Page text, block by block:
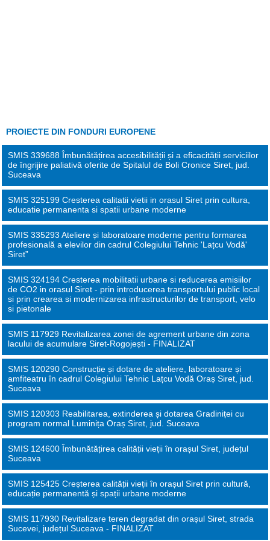
PROIECTE DIN FONDURI EUROPENE
SMIS 339688 Îmbunătățirea accesibilității și a eficacității serviciilor
de îngrijire paliativă oferite de Spitalul de Boli Cronice Siret, jud.
Suceava
SMIS 325199 Cresterea calitatii vietii in orasul Siret prin cultura,
educatie permanenta si spatii urbane moderne
SMIS 335293 Ateliere și laboratoare moderne pentru formarea
profesională a elevilor din cadrul Colegiului Tehnic 'Lațcu Vodă'
Siret”
SMIS 324194 Cresterea mobilitatii urbane si reducerea emisiilor
de CO2 in orasul Siret - prin introducerea transportului public local
si prin crearea si modernizarea infrastructurilor de transport, velo
si pietonale
SMIS 117929 Revitalizarea zonei de agrement urbane din zona
lacului de acumulare Siret-Rogojești - FINALIZAT
SMIS 120290 Construcție și dotare de ateliere, laboratoare și
amfiteatru în cadrul Colegiului Tehnic Lațcu Vodă Oraș Siret, jud.
Suceava
SMIS 120303 Reabilitarea, extinderea și dotarea Gradiniței cu
program normal Luminița Oraș Siret, jud. Suceava
SMIS 124600 Îmbunătățirea calității vieții în orașul Siret, județul
Suceava
SMIS 125425 Creșterea calității vieții în orașul Siret prin cultură,
educație permanentă și spații urbane moderne
SMIS 117930 Revitalizare teren degradat din orașul Siret, strada
Sucevei, județul Suceava - FINALIZAT